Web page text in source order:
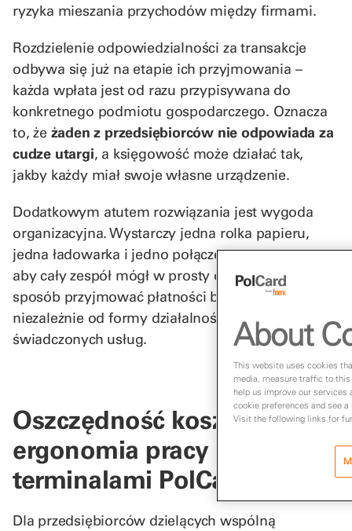
ryzyka mieszania przychodów między firmami.
Rozdzielenie odpowiedzialności za transakcje
odbywa się już na etapie ich przyjmowania –
każda wpłata jest od razu przypisywana do
konkretnego podmiotu gospodarczego. Oznacza
to, że żaden z przedsiębiorców nie odpowiada za
cudze utargi, a księgowość może działać tak,
jakby każdy miał swoje własne urządzenie.
Dodatkowym atutem rozwiązania jest wygoda
organizacyjna. Wystarczy jedna rolka papieru,
jedna ładowarka i jedno połączenie z internetem,
aby cały zespół mógł w prosty oraz bezpieczny
sposób przyjmować płatności bezgotówkowe –
niezależnie od formy działalności czy zakresu
świadczonych usług.
Oszczędność kosztów i
ergonomia pracy z
terminalami PolCard
Dla przedsiębiorców dzielących wspólną
About
This website uses cookies
media, measure traffic to
help us improve our services
cookie preferences and see
Visit the following links for